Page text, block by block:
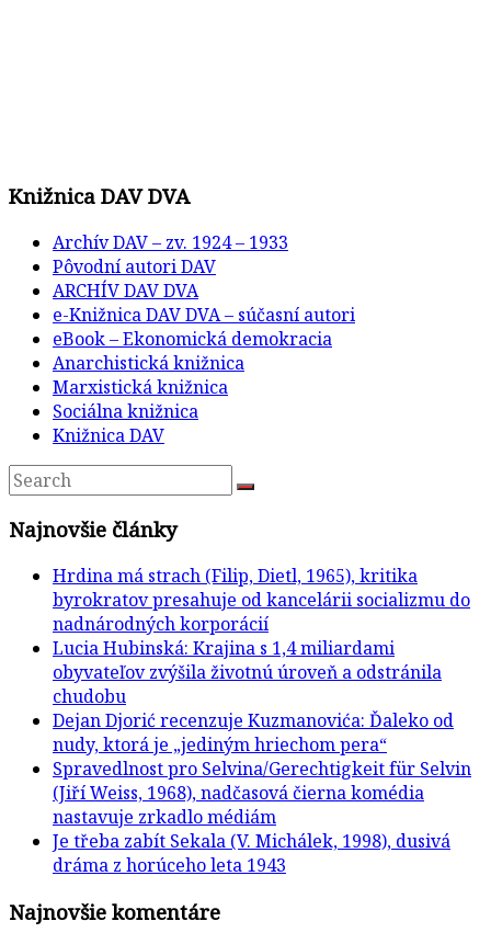
Knižnica DAV DVA
Archív DAV – zv. 1924 – 1933
Pôvodní autori DAV
ARCHÍV DAV DVA
e-Knižnica DAV DVA – súčasní autori
eBook – Ekonomická demokracia
Anarchistická knižnica
Marxistická knižnica
Sociálna knižnica
Knižnica DAV
Najnovšie články
Hrdina má strach (Filip, Dietl, 1965), kritika
byrokratov presahuje od kancelárii socializmu do
nadnárodných korporácií
Lucia Hubinská: Krajina s 1,4 miliardami
obyvateľov zvýšila životnú úroveň a odstránila
chudobu
Dejan Djorić recenzuje Kuzmanovića: Ďaleko od
nudy, ktorá je „jediným hriechom pera“
Spravedlnost pro Selvina/Gerechtigkeit für Selvin
(Jiří Weiss, 1968), nadčasová čierna komédia
nastavuje zrkadlo médiám
Je třeba zabít Sekala (V. Michálek, 1998), dusivá
dráma z horúceho leta 1943
Najnovšie komentáre